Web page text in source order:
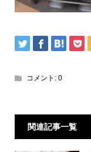
コメント: 0
関連記事一覧